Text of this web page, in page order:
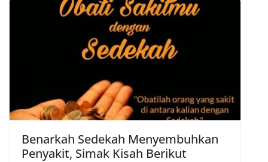
Benarkah Sedekah Menyembuhkan
Penyakit, Simak Kisah Berikut